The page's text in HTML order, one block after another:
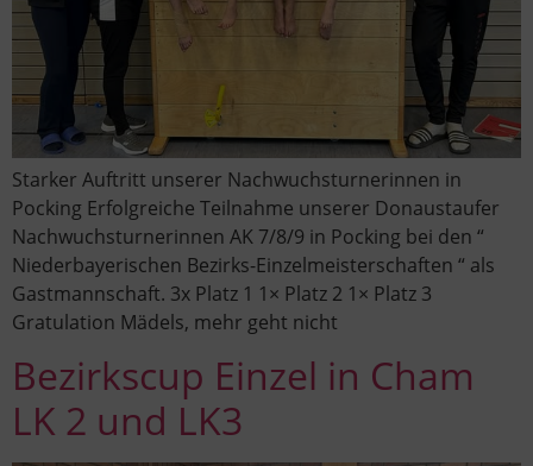
Starker Auftritt unserer Nachwuchsturnerinnen in
Pocking Erfolgreiche Teilnahme unserer Donaustaufer
Nachwuchsturnerinnen AK 7/8/9 in Pocking bei den “
Niederbayerischen Bezirks-Einzelmeisterschaften “ als
Gastmannschaft. 3x Platz 1 1× Platz 2 1× Platz 3
Gratulation Mädels, mehr geht nicht
Bezirkscup Einzel in Cham
LK 2 und LK3